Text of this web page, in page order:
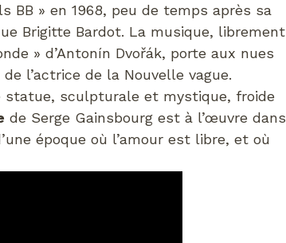
BB » en 1968, peu de temps après sa
Brigitte Bardot. La musique, librement
» d’Antonín Dvořák, porte aux nues
l’actrice de la Nouvelle vague.
statue, sculpturale et mystique, froide
de Serge Gainsbourg est à l’œuvre dans
époque où l’amour est libre, et où